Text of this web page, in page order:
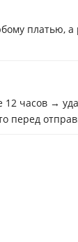
платью,
часов →
перед